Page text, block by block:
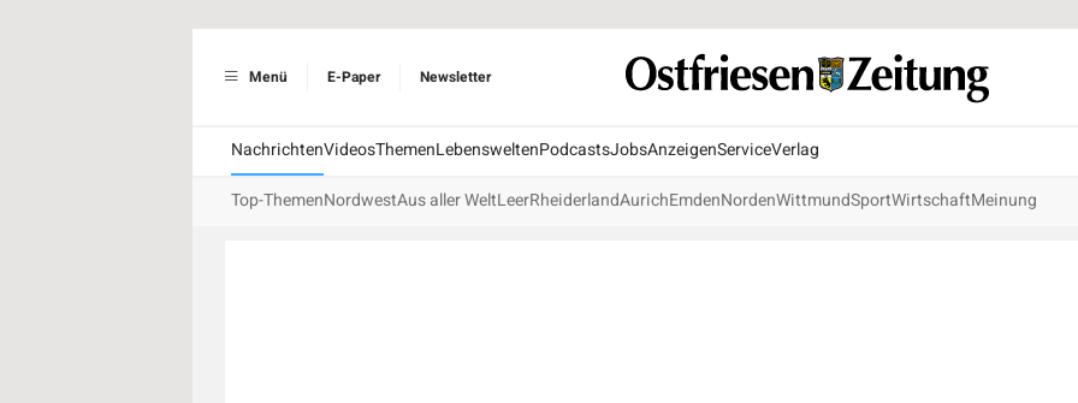
Menü E-Paper Newsletter
NachrichtenVideosThemenLebensweltenPodcastsJobsAnzeigenServiceVerlag
Top-ThemenNordwestAus aller WeltLeerRheiderlandAurichEmdenNordenWittmundSportWirtschaftMeinung